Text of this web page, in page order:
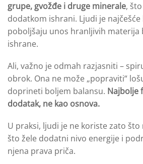
grupe, gvožđe i druge minerale,
dodatkom ishrani. Ljudi je
poboljšaju unos hranljivih materija
ishrane.
Ali, važno je odmah razjasniti –
obrok. Ona ne može „popraviti“
doprineti boljem balansu. Najbolje
dodatak, ne kao osnova.
U praksi, ljudi je ne koriste zato što
što žele dodatni nivo energije i
njena prava priča.